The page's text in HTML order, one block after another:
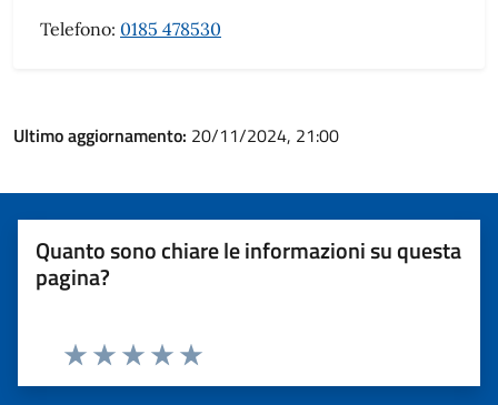
Telefono: 0185 478530
Ultimo aggiornamento: 20/11/2024, 21:00
Quanto sono chiare le informazioni su questa
pagina?
Valuta 5 stelle su 5
Valuta 4 stelle su 5
Valuta 3 stelle su 5
Valuta 2 stelle su 5
Valuta 1 stelle su 5